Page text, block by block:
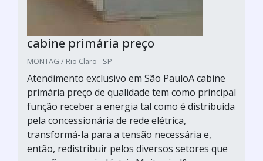
cabine primária preço
MONTAG / Rio Claro - SP
Atendimento exclusivo em São PauloA cabine
primária preço de qualidade tem como principal
função receber a energia tal como é distribuída
pela concessionária de rede elétrica,
transformá-la para a tensão necessária e,
então, redistribuir pelos diversos setores que